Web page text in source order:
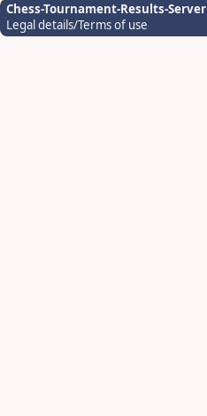
Chess-Tournament-Results-Server
Legal details/Terms of use